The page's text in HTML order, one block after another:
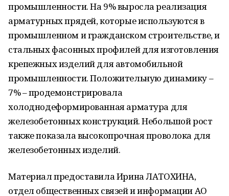
промышленности. На 9% выросла реализация
арматурных прядей, которые используются в
промышленном и гражданском строительстве, и
стальных фасонных профилей для изготовления
крепежных изделий для автомобильной
промышленности. Положительную динамику –
7% – продемонстрировала
холоднодеформированная арматура для
железобетонных конструкций. Небольшой рост
также показала высокопрочная проволока для
железобетонных изделий.
Материал предоставила Ирина ЛАТОХИНА,
отдел общественных связей и информации АО